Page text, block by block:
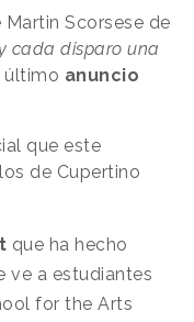
Scorsese de
cada disparo una
último anuncio
que este
de Cupertino
que ha hecho
ve a estudiantes
for the Arts